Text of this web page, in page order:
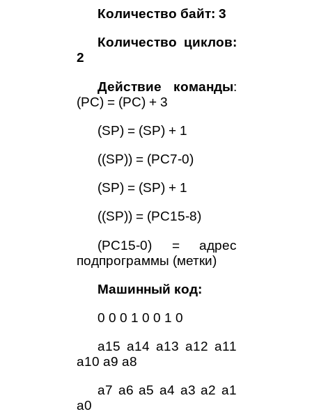
Количество байт: 3
Количество циклов:
2
Действие команды:
(PC) = (PC) + 3
(SP) = (SP) + 1
((SP)) = (PC7-0)
(SP) = (SP) + 1
((SP)) = (PC15-8)
(PC15-0) = адрес
подпрограммы (метки)
Машинный код:
0 0 0 1 0 0 1 0
а15 a14 a13 a12 a11
a10 a9 a8
a7 a6 a5 a4 a3 a2 a1
a0